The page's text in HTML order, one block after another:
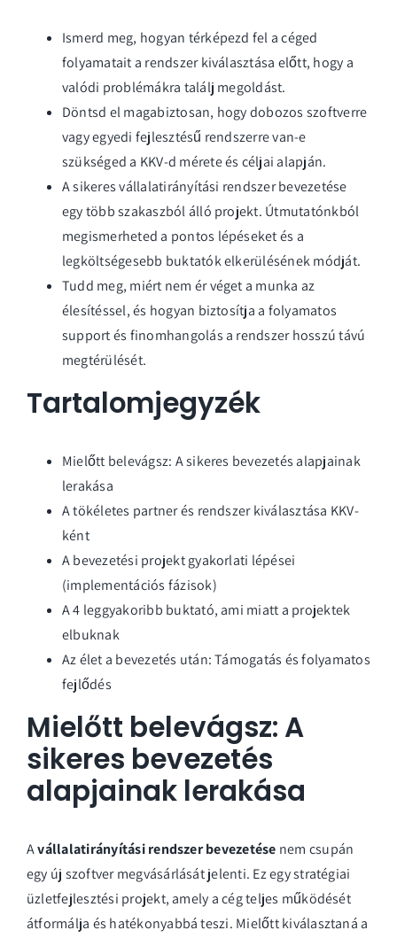
Ismerd meg, hogyan térképezd fel a céged
folyamatait a rendszer kiválasztása előtt, hogy a
valódi problémákra találj megoldást.
Döntsd el magabiztosan, hogy dobozos szoftverre
vagy egyedi fejlesztésű rendszerre van-e
szükséged a KKV-d mérete és céljai alapján.
A sikeres vállalatirányítási rendszer bevezetése
egy több szakaszból álló projekt. Útmutatónkból
megismerheted a pontos lépéseket és a
legköltségesebb buktatók elkerülésének módját.
Tudd meg, miért nem ér véget a munka az
élesítéssel, és hogyan biztosítja a folyamatos
support és finomhangolás a rendszer hosszú távú
megtérülését.
Tartalomjegyzék
Mielőtt belevágsz: A sikeres bevezetés alapjainak
lerakása
A tökéletes partner és rendszer kiválasztása KKV-
ként
A bevezetési projekt gyakorlati lépései
(implementációs fázisok)
A 4 leggyakoribb buktató, ami miatt a projektek
elbuknak
Az élet a bevezetés után: Támogatás és folyamatos
fejlődés
Mielőtt belevágsz: A
sikeres bevezetés
alapjainak lerakása
Avállalatirányítási rendszer bevezetése nem csupán
egy új szoftver megvásárlását jelenti. Ez egy stratégiai
üzletfejlesztési projekt, amely a cég teljes működését
átformálja és hatékonyabbá teszi. Mielőtt kiválasztaná a